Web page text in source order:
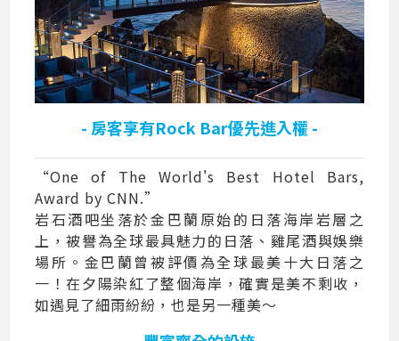
- 房客享有Rock Bar優先進入權 -
“One of The World's Best Hotel Bars,
Award by CNN.”
岩石酒吧坐落於金巴蘭原始的日落海岸岩層之
上，被譽為全球最具魅力的日落、雞尾酒與娛樂
場所。金巴蘭曾被評價為全球最美十大日落之
一！在夕陽染紅了整個海岸，確實是美不剩收，
如遇見了細雨紛紛，也是另一種美～